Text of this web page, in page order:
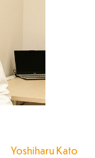
Yoshiharu Kato